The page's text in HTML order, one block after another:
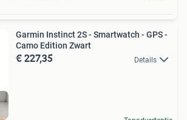
Garmin Instinct 2S - Smartwatch - GPS -
Camo Edition Zwart
€ 227,35 Details